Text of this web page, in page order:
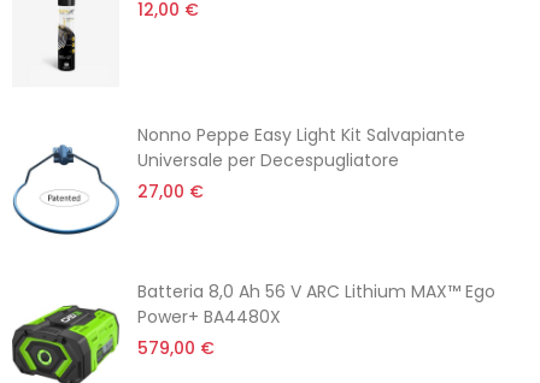
12,00 €
Nonno Peppe Easy Light Kit Salvapiante
Universale per Decespugliatore
27,00 €
Batteria 8,0 Ah 56 V ARC Lithium MAX™ Ego
Power+ BA4480X
579,00 €